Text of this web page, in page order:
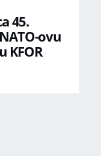
45.
ovu
KFOR